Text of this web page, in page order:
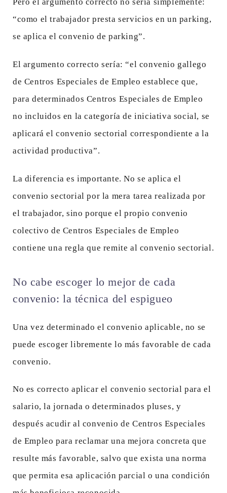
“como el trabajador presta servicios en un parking,
se aplica el convenio de parking”.
El argumento correcto sería: “el convenio gallego
de Centros Especiales de Empleo establece que,
para determinados Centros Especiales de Empleo
no incluidos en la categoría de iniciativa social, se
aplicará el convenio sectorial correspondiente a la
actividad productiva”.
La diferencia es importante. No se aplica el
convenio sectorial por la mera tarea realizada por
el trabajador, sino porque el propio convenio
colectivo de Centros Especiales de Empleo
contiene una regla que remite al convenio sectorial.
No cabe escoger lo mejor de cada
convenio: la técnica del espigueo
Una vez determinado el convenio aplicable, no se
puede escoger libremente lo más favorable de cada
convenio.
No es correcto aplicar el convenio sectorial para el
salario, la jornada o determinados pluses, y
después acudir al convenio de Centros Especiales
de Empleo para reclamar una mejora concreta que
resulte más favorable, salvo que exista una norma
que permita esa aplicación parcial o una condición